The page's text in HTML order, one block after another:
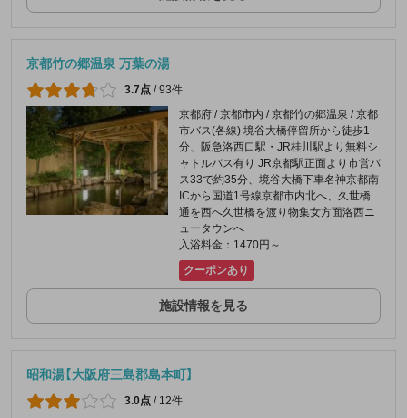
京都竹の郷温泉 万葉の湯
3.7点 /93件
京都府 / 京都市内 / 京都竹の郷温泉 / 京都
市バス(各線) 境谷大橋停留所から徒歩1
分、阪急洛西口駅・JR桂川駅より無料シ
ャトルバス有り JR京都駅正面より市営バ
ス33で約35分、境谷大橋下車名神京都南
ICから国道1号線京都市内北へ、久世橋
通を西へ久世橋を渡り物集女方面洛西ニ
ュータウンへ
入浴料金：1470円～
クーポンあり
施設情報を見る
昭和湯【大阪府三島郡島本町】
3.0点 / 12件